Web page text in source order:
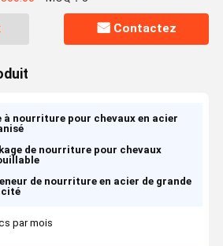
Contactez
à nourriture pour chevaux en acier
de nourriture pour chevaux
de nourriture en acier de grande
par mois